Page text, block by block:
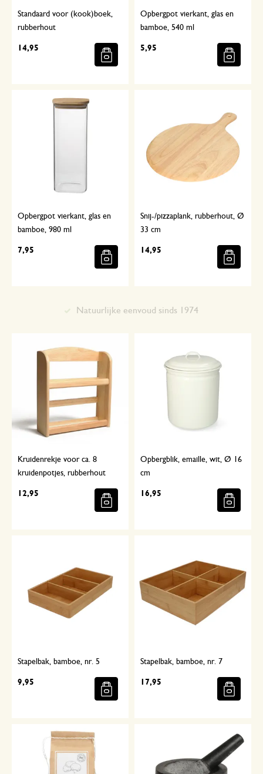
Standaard voor (kook)boek,
rubberhout
14,95
Opbergpot vierkant, glas en
bamboe, 540 ml
5,95
Opbergpot vierkant, glas en
bamboe, 980 ml
7,95
Snij-/pizzaplank, rubberhout, Ø
33 cm
14,95
Kruidenrekje voor ca. 8
kruidenpotjes, rubberhout
12,95
Opbergblik, emaille, wit, Ø 16
cm
16,95
Stapelbak, bamboe, nr. 5
9,95
Stapelbak, bamboe, nr. 7
17,95
Met aandacht geselecteerd